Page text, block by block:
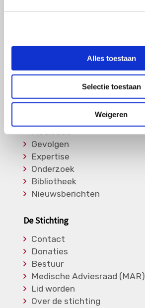
Alles toestaan
Selectie toestaan
Weigeren
EGPA
RCA
Overige Vasculitiden
Informatie
Soorten Vasculitis
Medicatie
Gevolgen
Expertise
Onderzoek
Bibliotheek
Nieuwsberichten
De Stichting
Contact
Donaties
Bestuur
Medische Adviesraad (MAR)
Lid worden
Over de stichting